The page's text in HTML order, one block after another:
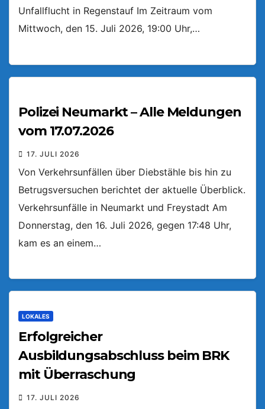
Unfallflucht in Regenstauf Im Zeitraum vom
Mittwoch, den 15. Juli 2026, 19:00 Uhr,…
Polizei Neumarkt – Alle Meldungen
vom 17.07.2026
17. JULI 2026
Von Verkehrsunfällen über Diebstähle bis hin zu
Betrugsversuchen berichtet der aktuelle Überblick.
Verkehrsunfälle in Neumarkt und Freystadt Am
Donnerstag, den 16. Juli 2026, gegen 17:48 Uhr,
kam es an einem…
LOKALES
Erfolgreicher
Ausbildungsabschluss beim BRK
mit Überraschung
17. JULI 2026